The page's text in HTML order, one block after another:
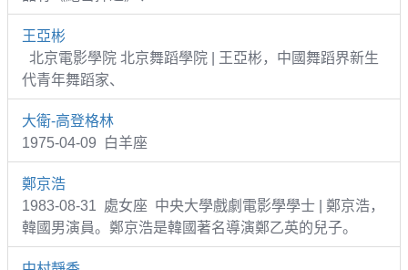
王亞彬
北京電影學院 北京舞蹈學院 | 王亞彬，中國舞蹈界新生
代青年舞蹈家、
大衛-高登格林
1975-04-09 白羊座
鄭京浩
1983-08-31 處女座 中央大學戲劇電影學學士 | 鄭京浩，
韓國男演員。鄭京浩是韓國著名導演鄭乙英的兒子。